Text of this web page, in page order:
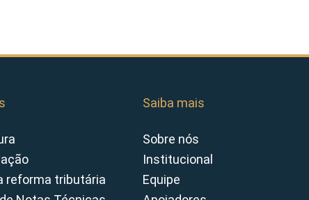
reforma tributária
Saiba mais
Sobre nós
Institucional
Equipe